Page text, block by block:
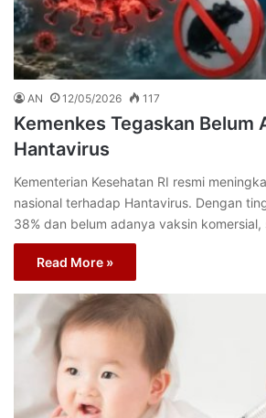
AN 12/05/2026 117
Kemenkes Tegaskan Belum
Hantavirus
Kementerian Kesehatan RI resmi
nasional terhadap Hantavirus. Dengan
38% dan belum adanya vaksin
Read More »